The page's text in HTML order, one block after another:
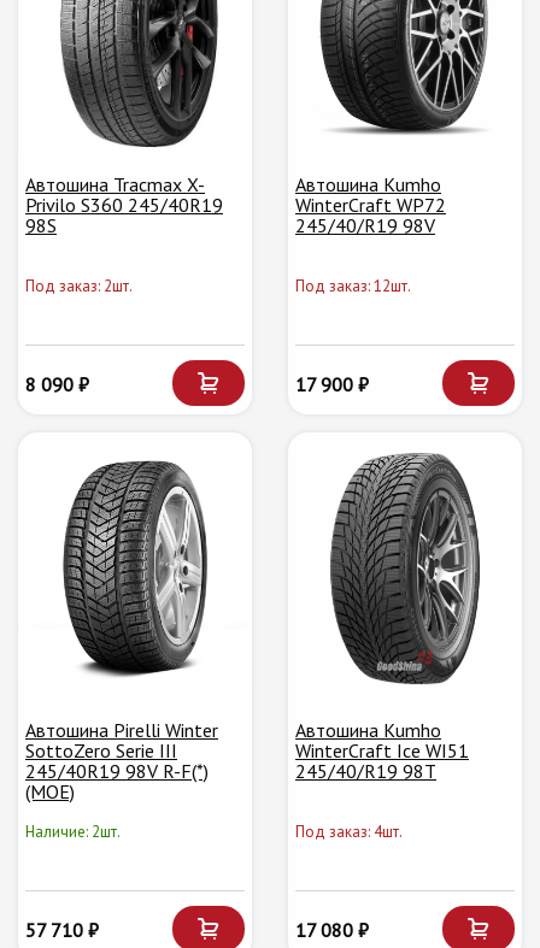
Автошина Tracmax X-
Privilo S360 245/40R19
98S
Под заказ: 2шт.
8 090 ₽
Автошина Kumho
WinterCraft WP72
245/40/R19 98V
Под заказ: 12шт.
17 900 ₽
Автошина Pirelli Winter
SottoZero Serie III
245/40R19 98V R-F(*)
(MOE)
Наличие: 2шт.
57 710 ₽
Автошина Kumho
WinterCraft Ice WI51
245/40/R19 98T
Под заказ: 4шт.
17 080 ₽